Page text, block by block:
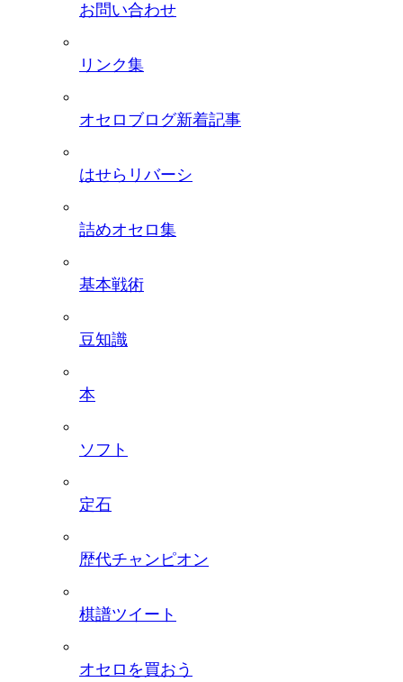
お問い合わせ
リンク集
オセロブログ新着記事
はせらリバーシ
詰めオセロ集
基本戦術
豆知識
本
ソフト
定石
歴代チャンピオン
棋譜ツイート
オセロを買おう